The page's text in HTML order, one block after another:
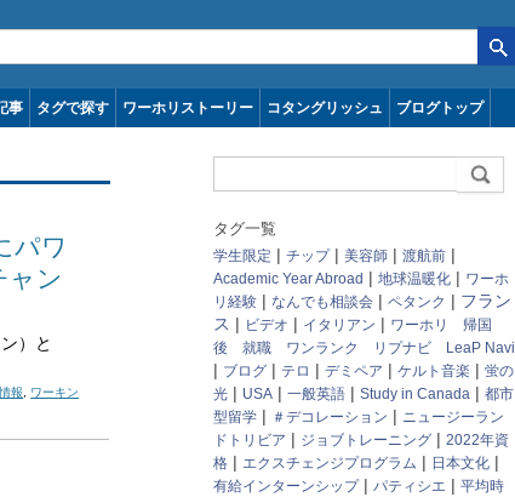
ツへ移動
事 タグで探す ワーホリストーリー コタングリッシュ ブログトップ
パワ
ャン
）と
報, ワーキン
タグ一覧
学生限定 | チップ| 美容師 | 渡航前 |
Academic Year Abroad | 地球温暖化 | ワーホ
リ経験 | なんでも相談会 | ペタンク | フラン
ス | ビデオ | イタリアン | ワーホリ 帰国
後 就職 ワンランク リプナビ LeaP Navi
| ブログ | テロ | デミペア | ケルト音楽 | 蛍の
光 | USA | 一般英語 | Study in Canada | 都市
型留学 | ＃デコレーション | ニュージーラン
ドトリビア | ジョブトレーニング | 2022年資
格 | エクスチェンジプログラム | 日本文化 |
有給インターンシップ| パティシエ | 平均時